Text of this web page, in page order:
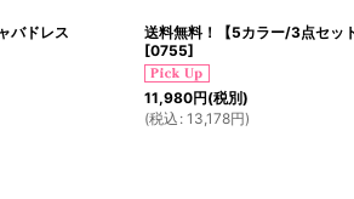
バドレス
送料無料！【5カラー/3点セッ
[0755]
11,980円(税別)
(税込 : 13,178円)